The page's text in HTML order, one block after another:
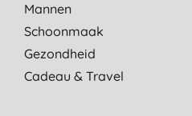
Mannen
Schoonmaak
Gezondheid
Cadeau & Travel